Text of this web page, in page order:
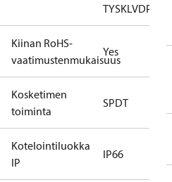
TYSKLVDPED
Kiinan RoHS-
vaatimustenmukaisuus
Yes
Kosketimen
toiminta
SPDT
Kotelointiluokka
IP
IP66